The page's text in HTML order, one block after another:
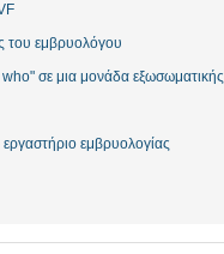
του εμβρυολόγου
σε μια μονάδα εξωσωματικής
εμβρυολογίας